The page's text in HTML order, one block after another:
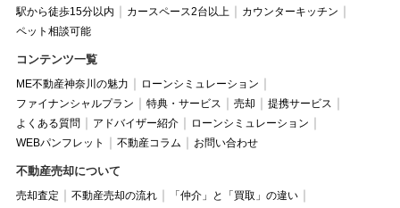
駅から徒歩15分以内
カースペース2台以上
カウンターキッチン
ペット相談可能
コンテンツ一覧
ME不動産神奈川の魅力
ローンシミュレーション
ファイナンシャルプラン
特典・サービス 売却
提携サービス
よくある質問
アドバイザー紹介
ローンシミュレーション
WEBパンフレット
不動産コラム お問い合わせ
不動産売却について
売却査定 不動産売却の流れ
「仲介」と「買取」の違い